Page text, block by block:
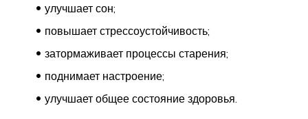
улучшает сон;
повышает стрессоустойчивость;
затормаживает процессы старения;
поднимает настроение;
улучшает общее состояние здоровья.